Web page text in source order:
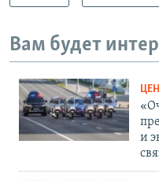
Вам будет
и